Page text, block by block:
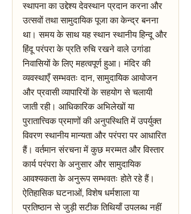
स्थापना का उद्देश्य देवस्थान प्रदान करना और
उत्सवों तथा सामुदायिक पूजा का केन्द्र बनना
था। समय के साथ यह स्थान स्थानीय हिन्दू और
हिंदू परंपरा के प्रति रुचि रखने वाले उगांडा
निवासियों के लिए महत्वपूर्ण हुआ। मंदिर की
व्यवस्थाएँ सम्भवतः दान, सामुदायिक आयोजन
और प्रवासी व्यापारियों के सहयोग से चलायी
जाती रही। आधिकारिक अभिलेखों या
पुरातात्त्विक प्रमाणों की अनुपस्थिति में उपर्युक्त
विवरण स्थानीय मान्यता और परंपरा पर आधारित
हैं। वर्तमान संरचना में कुछ मरम्मत और विस्तार
कार्य परंपरा के अनुसार और सामुदायिक
आवश्यकता के अनुरूप सम्भवतः होते रहे हैं।
ऐतिहासिक घटनाओं, विशेष धर्मशाला या
प्रतिष्ठान से जुड़ी सटीक तिथियाँ उपलब्ध नहीं